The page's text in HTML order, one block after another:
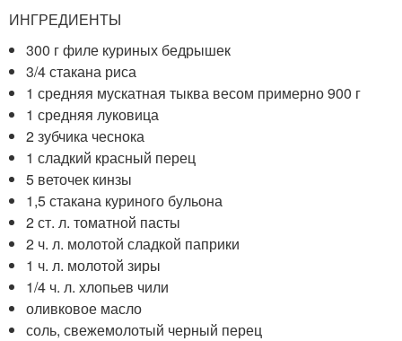
ИНГРЕДИЕНТЫ
300 г филе куриных бедрышек
3/4 стакана риса
1 средняя мускатная тыква весом примерно 900 г
1 средняя луковица
2 зубчика чеснока
1 сладкий красный перец
5 веточек кинзы
1,5 стакана куриного бульона
2 ст. л. томатной пасты
2 ч. л. молотой сладкой паприки
1 ч. л. молотой зиры
1/4 ч. л. хлопьев чили
оливковое масло
соль, свежемолотый черный перец